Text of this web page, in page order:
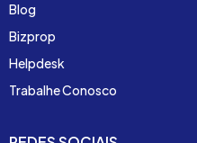
Blog
Bizprop
Helpdesk
Trabalhe Conosco